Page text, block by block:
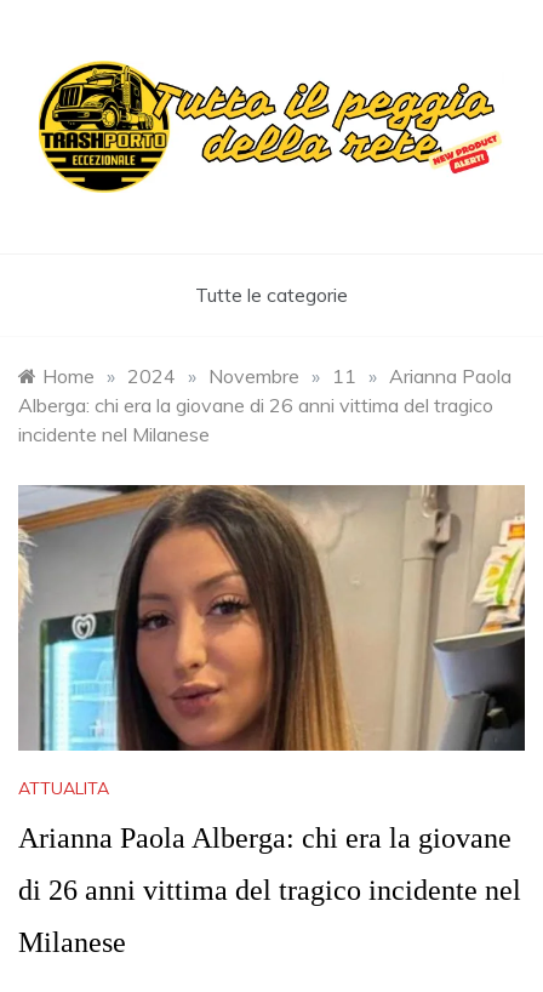
content
Tutte le categorie
Home » 2024 » Novembre » 11 » Arianna Paola
Alberga: chi era la giovane di 26 anni vittima del tragico
incidente nel Milanese
ATTUALITA
Arianna Paola Alberga: chi era la giovane
di 26 anni vittima del tragico incidente nel
Milanese